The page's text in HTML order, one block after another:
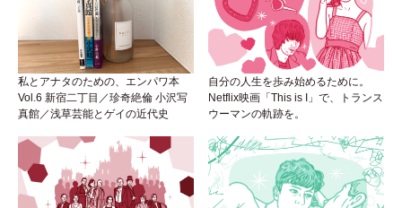
私とアナタのための、エンパワ本
Vol.6 新宿二丁目／珍奇絶倫 小沢写
真館／浅草芸能とゲイの近代史
自分の人生を歩み始めるために。
Netflix映画「This is I」で、トランス
ウーマンの軌跡を。